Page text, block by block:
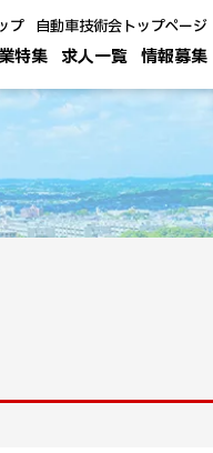
特集 求人一覧 情報募集
プ 自動車技術会トップページ